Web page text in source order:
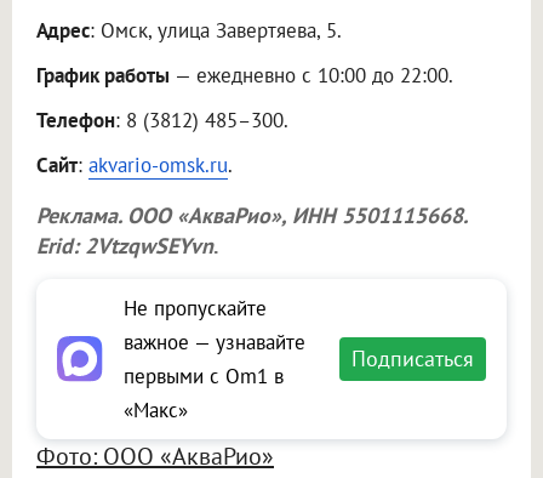
Адрес: Омск, улица Завертяева, 5.
График работы — ежедневно с 10:00 до 22:00.
Телефон: 8 (3812) 485–300.
Сайт: akvario-omsk.ru.
Реклама. ООО «АкваРио», ИНН 5501115668.
Erid: 2VtzqwSEYvn.
Не пропускайте
важное — узнавайте
первыми с Om1 в
«Макс»
Подписаться
Фото: ООО «АкваРио»